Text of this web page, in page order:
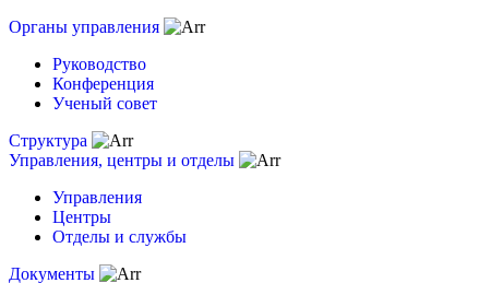
Органы управления
Руководство
Конференция
Ученый совет
Структура
Управления, центры и отделы
Управления
Центры
Отделы и службы
Документы